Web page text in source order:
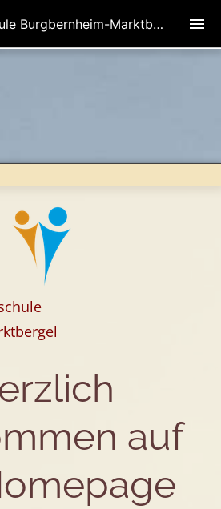
auf
Grund- und Mittelschule Burgbernheim-Marktbergel